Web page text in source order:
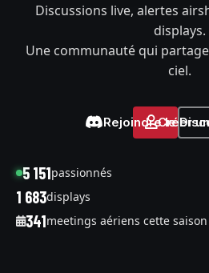
Discussions live, alertes
displays.
Une communauté qui
ciel.
Rejoindre le
Créer
5 151passionnés
1 683displays
341meetings aériens cette saison